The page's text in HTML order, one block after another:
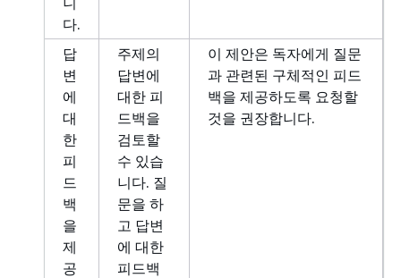
다.
답
변
에
대
한
피
드
백
을
제
공
주제의
답변에
대한 피
드백을
검토할
수 있습
니다. 질
문을 하
고 답변
에 대한
피드백
이 제안은 독자에게 질문
과 관련된 구체적인 피드
백을 제공하도록 요청할
것을 권장합니다.